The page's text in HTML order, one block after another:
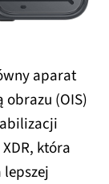
aparat
(OIS)
która
lepszej